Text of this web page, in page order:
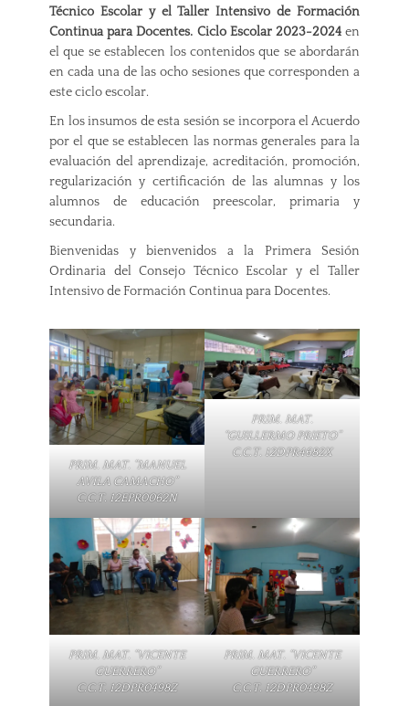
Técnico Escolar y el Taller Intensivo de Formación
Continua para Docentes. Ciclo Escolar 2023-2024 en
el que se establecen los contenidos que se abordarán
en cada una de las ocho sesiones que corresponden a
este ciclo escolar.
En los insumos de esta sesión se incorpora el Acuerdo
por el que se establecen las normas generales para la
evaluación del aprendizaje, acreditación, promoción,
regularización y certificación de las alumnas y los
alumnos de educación preescolar, primaria y
secundaria.
Bienvenidas y bienvenidos a la Primera Sesión
Ordinaria del Consejo Técnico Escolar y el Taller
Intensivo de Formación Continua para Docentes.
PRIM. MAT. “MANUEL
AVILA CAMACHO”
C.C.T. 12EPR0062N
PRIM. MAT.
“GUILLERMO PRIETO”
C.C.T. 12DPR4682X
PRIM. MAT. “VICENTE
GUERRERO”
C.C.T. 12DPR0498Z
PRIM. MAT. “VICENTE
GUERRERO”
C.C.T. 12DPR0498Z